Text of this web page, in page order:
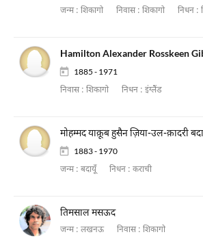
जन्म : शिकागो निवास : शिकागो निधन :
Hamilton Alexander Rosskeen
1885 - 1971
निवास : शिकागो निधन : इंग्लैंड
मोहम्मद याक़ूब हुसैन ज़िया-उल-क़ादरी
1883 - 1970
जन्म : बदायूँ निधन : कराची
तिमसाल मसऊद
जन्म : लखनऊ निवास : शिकागो